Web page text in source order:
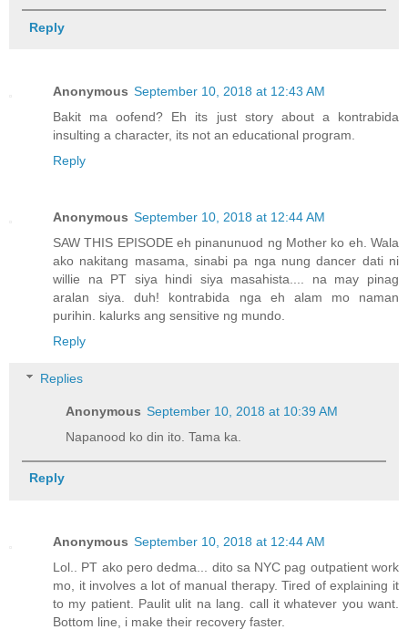
Reply
Anonymous September 10, 2018 at 12:43 AM
Bakit ma oofend? Eh its just story about a kontrabida
insulting a character, its not an educational program.
Reply
Anonymous September 10, 2018 at 12:44 AM
SAW THIS EPISODE eh pinanunuod ng Mother ko eh. Wala
ako nakitang masama, sinabi pa nga nung dancer dati ni
willie na PT siya hindi siya masahista.... na may pinag
aralan siya. duh! kontrabida nga eh alam mo naman
purihin. kalurks ang sensitive ng mundo.
Reply
Replies
Anonymous September 10, 2018 at 10:39 AM
Napanood ko din ito. Tama ka.
Reply
Anonymous September 10, 2018 at 12:44 AM
Lol.. PT ako pero dedma... dito sa NYC pag outpatient work
mo, it involves a lot of manual therapy. Tired of explaining it
to my patient. Paulit ulit na lang. call it whatever you want.
Bottom line, i make their recovery faster.